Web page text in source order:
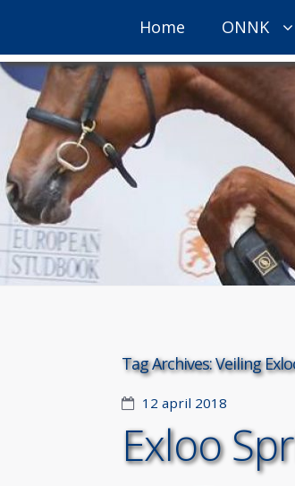
Home ONNK
Tag Archives:Veiling
12 april 2018
Exloo